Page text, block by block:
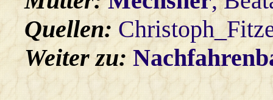
Quellen:
Weiter zu: